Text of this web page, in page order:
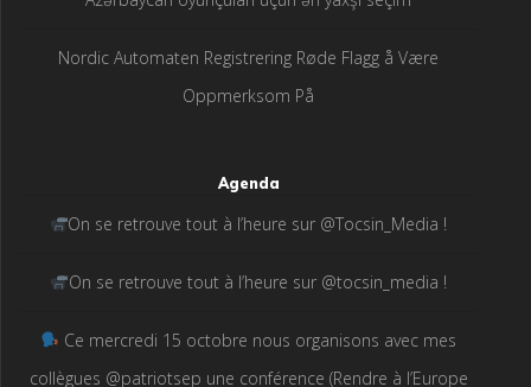
Nordic Automaten Registrering Røde Flagg å Være
Oppmerksom På
Agenda
On se retrouve tout à l’heure sur @Tocsin_Media !
On se retrouve tout à l’heure sur @tocsin_media !
Ce mercredi 15 octobre nous organisons avec mes
collègues @patriotsep une conférence (Rendre à l’Europe